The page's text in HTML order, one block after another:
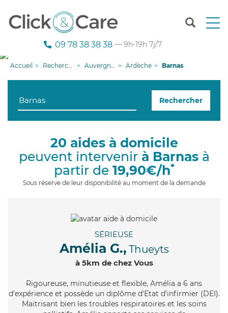
T
n
g
09 78 38 38 38 — 9h-19h 7j/7
Accueil Recherche aide à domicile Auvergne-Rhône-Alpes Ardèche Barnas
Rechercher
20 aides à domicile
peuvent intervenir à Barnasà
partir de 19,90€/h*
Sous réserve de leur disponibilité au moment de la demande
SÉRIEUSE
Amélia G., Thueyts
à 5km de chez Vous
Rigoureuse, minutieuse et flexible, Amélia a 6 ans
d'expérience et possède un diplôme d'Etat d'infirmier (DEI).
Maitrisant bien les troubles respiratoires et les soins